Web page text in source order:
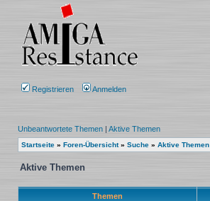
Registrieren Anmelden
Unbeantwortete Themen | Aktive Themen
Startseite » Foren-Übersicht» Suche » Aktive Themen
Aktive Themen
Themen